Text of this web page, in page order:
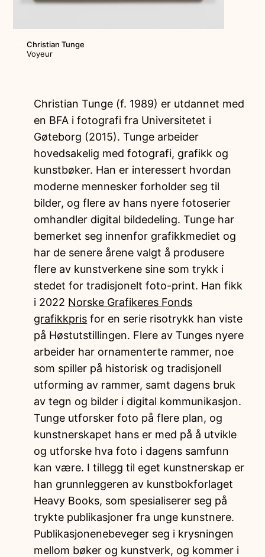
Christian Tunge
Voyeur
Christian Tunge (f. 1989) er utdannet med
en BFA i fotografi fra Universitetet i
Gøteborg (2015). Tunge arbeider
hovedsakelig med fotografi, grafikk og
kunstbøker. Han er interessert hvordan
moderne mennesker forholder seg til
bilder, og flere av hans nyere fotoserier
omhandler digital bildedeling. Tunge har
bemerket seg innenfor grafikkmediet og
har de senere årene valgt å produsere
flere av kunstverkene sine som trykk i
stedet for tradisjonelt foto-print. Han fikk
i 2022 Norske Grafikeres Fonds
grafikkpris for en serie risotrykk han viste
på Høstutstillingen. Flere av Tunges nyere
arbeider har ornamenterte rammer, noe
som spiller på historisk og tradisjonell
utforming av rammer, samt dagens bruk
av tegn og bilder i digital kommunikasjon.
Tunge utforsker foto på flere plan, og
kunstnerskapet hans er med på å utvikle
og utforske hva foto i dagens samfunn
kan være. I tillegg til eget kunstnerskap er
han grunnleggeren av kunstbokforlaget
Heavy Books, som spesialiserer seg på
trykte publikasjoner fra unge kunstnere.
Publikasjonenebeveger seg i krysningen
mellom bøker og kunstverk, og kommer i